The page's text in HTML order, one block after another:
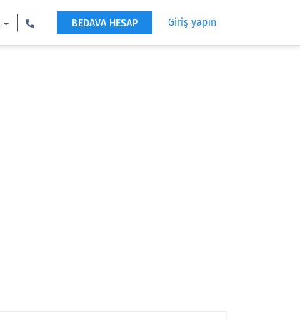
BEDAVA HESAP Giriş yapın